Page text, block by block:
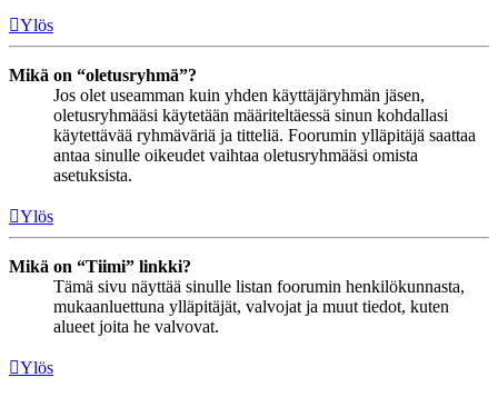
Ylös
Mikä on “oletusryhmä”?
Jos olet useamman kuin yhden käyttäjäryhmän jäsen,
oletusryhmääsi käytetään määriteltäessä sinun kohdallasi
käytettävää ryhmäväriä ja titteliä. Foorumin ylläpitäjä saattaa
antaa sinulle oikeudet vaihtaa oletusryhmääsi omista
asetuksista.
Ylös
Mikä on “Tiimi” linkki?
Tämä sivu näyttää sinulle listan foorumin henkilökunnasta,
mukaanluettuna ylläpitäjät, valvojat ja muut tiedot, kuten
alueet joita he valvovat.
Ylös